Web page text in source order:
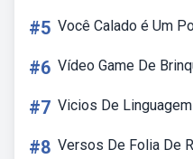
#5 Você Calado é Um
#6 Vídeo Game De
#7 Vicios De
#8 Versos De Folia De